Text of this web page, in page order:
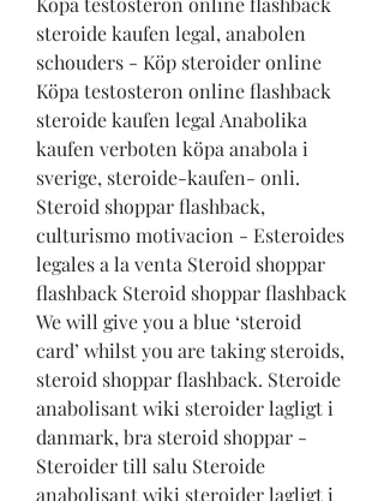
steroide kaufen legal, anabolen
schouders - Köp steroider online
Köpa testosteron online flashback
steroide kaufen legal Anabolika
kaufen verboten köpa anabola i
sverige, steroide-kaufen- onli.
Steroid shoppar flashback,
culturismo motivacion - Esteroides
legales a la venta Steroid shoppar
flashback Steroid shoppar flashback
We will give you a blue ‘steroid
card’ whilst you are taking steroids,
steroid shoppar flashback. Steroide
anabolisant wiki steroider lagligt i
danmark, bra steroid shoppar -
Steroider till salu Steroide
anabolisant wiki steroider lagligt i